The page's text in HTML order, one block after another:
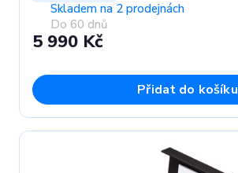
Skladem na 2 prodejnách
Do 60 dnů
5 990 Kč
Přidat do košíku